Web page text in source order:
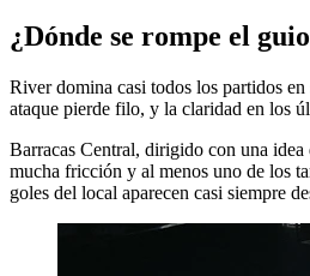
¿Dónde se rompe el
River domina casi todos los partidos
ataque pierde filo, y la claridad en los
Barracas Central, dirigido con una idea
mucha fricción y al menos uno de los
goles del local aparecen casi siempre